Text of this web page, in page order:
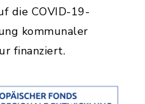
die COVID-19-
kommunaler
finanziert.